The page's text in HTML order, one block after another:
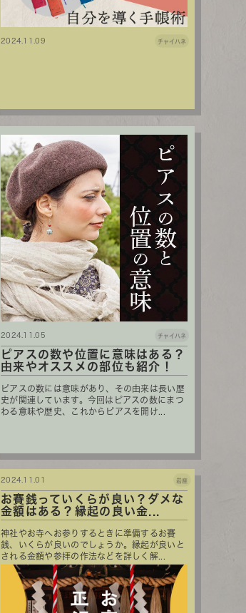
2024.11.09 チャイハネ
ピアスの数や位置に意味はある？
由来やオススメの部位も紹介！
ピアスの数には意味があり、その由来は長い歴
史が関連しています。今回はピアスの数にまつ
わる意味や歴史、これからピアスを開け...
2024.11.05 チャイハネ
お賽銭っていくらが良い？ダメな
金額はある？縁起の良い金...
神社やお寺へお参りするときに準備するお賽
銭、いくらが良いのでしょうか。縁起が良いと
される金額や参拝の作法などを詳しく解...
2024.11.01 岩座